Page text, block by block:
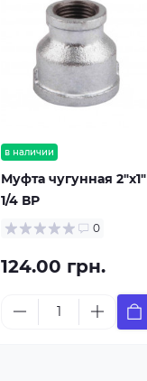
в наличии
Муфта чугунная 2"х1"
1/4 ВР
0
124.00 грн.